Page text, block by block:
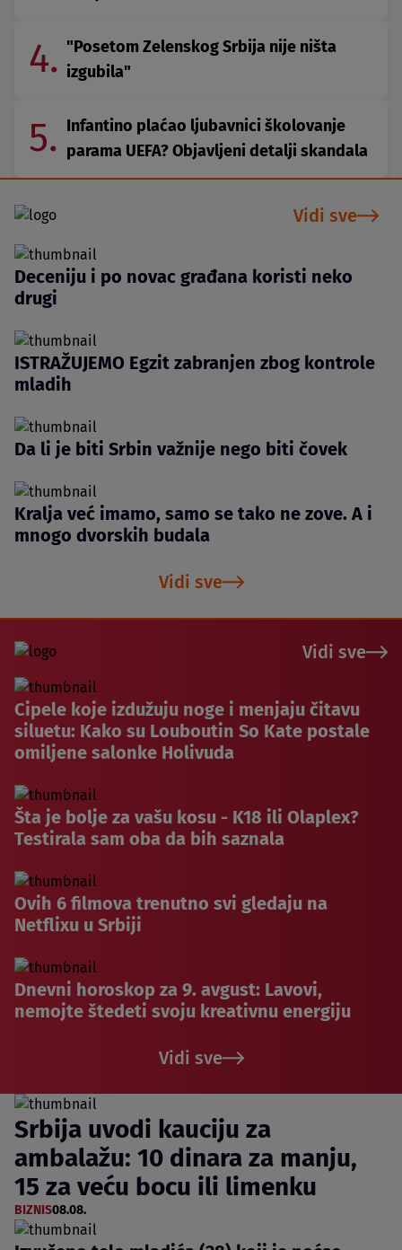
4. "Posetom Zelenskog Srbija nije ništa
izgubila"
5. Infantino plaćao ljubavnici školovanje
parama UEFA? Objavljeni detalji skandala
Vidi sve
Deceniju i po novac građana koristi neko
drugi
ISTRAŽUJEMO Egzit zabranjen zbog kontrole
mladih
Da li je biti Srbin važnije nego biti čovek
Kralja već imamo, samo se tako ne zove. A i
mnogo dvorskih budala
Vidi sve
Vidi sve
Cipele koje izdužuju noge i menjaju čitavu
siluetu: Kako su Louboutin So Kate postale
omiljene salonke Holivuda
Šta je bolje za vašu kosu - K18 ili Olaplex?
Testirala sam oba da bih saznala
Ovih 6 filmova trenutno svi gledaju na
Netflixu u Srbiji
Dnevni horoskop za 9. avgust: Lavovi,
nemojte štedeti svoju kreativnu energiju
Vidi sve
Srbija uvodi kauciju za
ambalažu: 10 dinara za manju,
15 za veću bocu ili limenku
BIZNIS08.08.